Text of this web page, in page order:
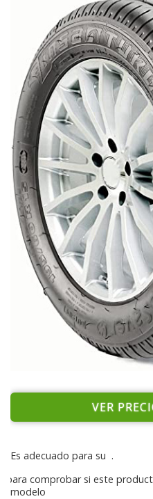
VER
Es adecuado para su .
para comprobar si este
modelo